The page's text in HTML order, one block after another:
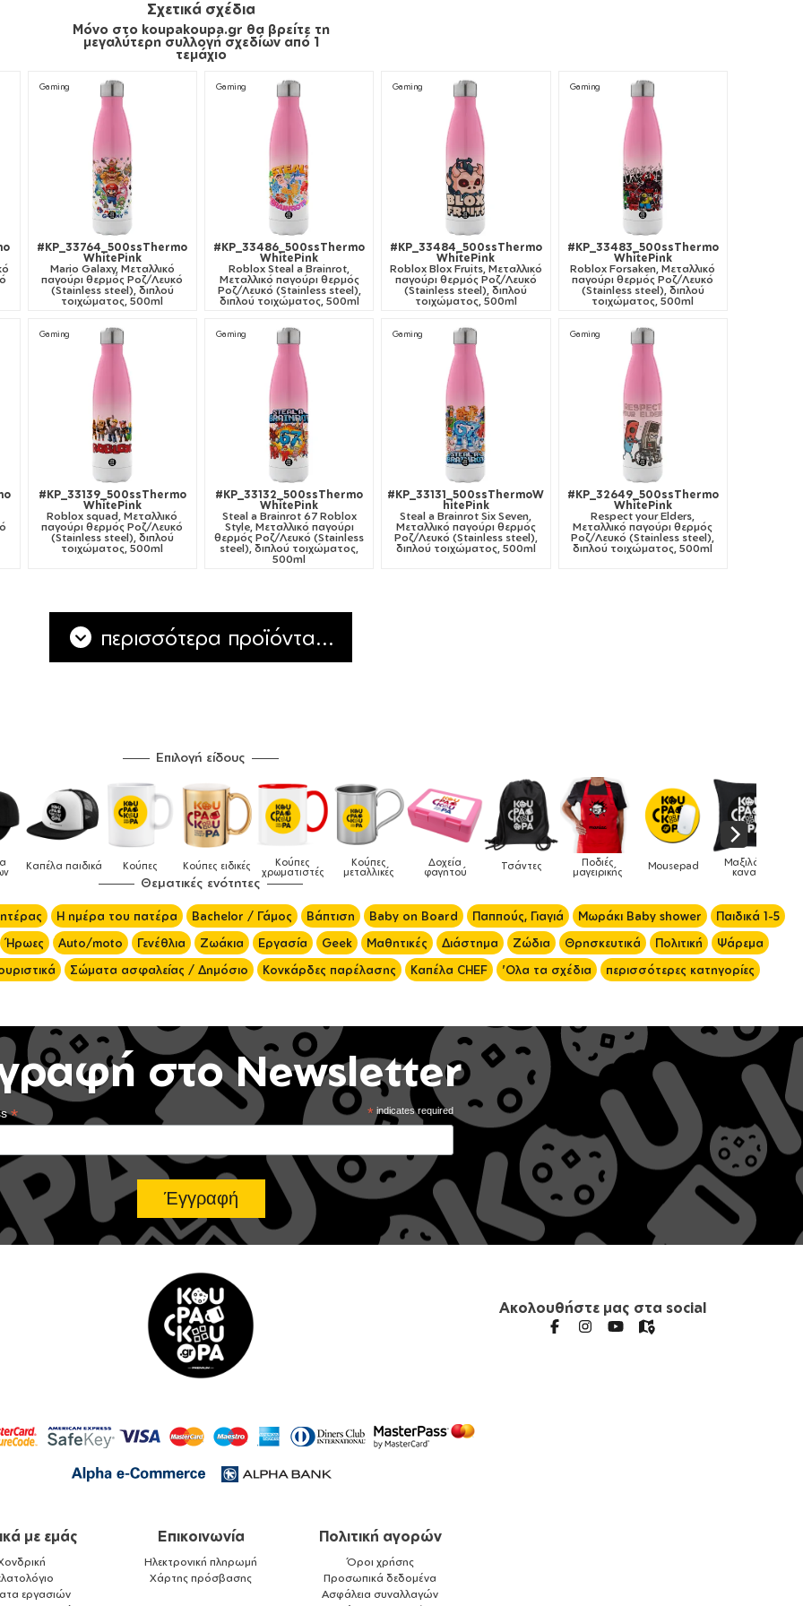
Σχετικά σχέδια
Μόνο στο koupakoupa.gr θα βρείτε τη
μεγαλύτερη συλλογή σχεδίων από 1
τεμάχιο
Gaming
#KP_33764_500ssThermo
WhitePink
Mario Galaxy, Μεταλλικό
παγούρι θερμός Ροζ/Λευκό
(Stainless steel), διπλού
τοιχώματος, 500ml
Gaming
#KP_33486_500ssThermo
WhitePink
Roblox Steal a Brainrot,
Μεταλλικό παγούρι θερμός
Ροζ/Λευκό (Stainless steel),
διπλού τοιχώματος, 500ml
Gaming
#KP_33484_500ssThermo
WhitePink
Roblox Blox Fruits, Μεταλλικό
παγούρι θερμός Ροζ/Λευκό
(Stainless steel), διπλού
τοιχώματος, 500ml
Gaming
#KP_33483_500ssThermo
WhitePink
Roblox Forsaken, Μεταλλικό
παγούρι θερμός Ροζ/Λευκό
(Stainless steel), διπλού
τοιχώματος, 500ml
Gaming
#KP_33139_500ssThermo
WhitePink
Roblox squad, Μεταλλικό
παγούρι θερμός Ροζ/Λευκό
(Stainless steel), διπλού
τοιχώματος, 500ml
Gaming
#KP_33132_500ssThermo
WhitePink
Steal a Brainrot 67 Roblox
Style, Μεταλλικό παγούρι
θερμός Ροζ/Λευκό (Stainless
steel), διπλού τοιχώματος,
500ml
Gaming
#KP_33131_500ssThermoW
hitePink
Steal a Brainrot Six Seven,
Μεταλλικό παγούρι θερμός
Ροζ/Λευκό (Stainless steel),
διπλού τοιχώματος, 500ml
Gaming
#KP_32649_500ssThermo
WhitePink
Respect your Elders,
Μεταλλικό παγούρι θερμός
Ροζ/Λευκό (Stainless steel),
διπλού τοιχώματος, 500ml
περισσότερα προϊόντα...
Επιλογή είδους
Κούπες ειδικές Κούπες
χρωματιστές
Κούπες
μεταλλικές
Δοχεία
φαγητού Τσάντες Ποδιές
μαγειρικής Mousepad Μαξιλάρια
καναπέ Phone Holders Ρολόγια
Θεματικές ενότητες
Η ημέρα του πατέρα Bachelor / Γάμος Βάπτιση Baby on Board Παππούς, Γιαγιά Μωράκι Baby shower
Παιδικά 1-5
Ήρωες Auto/moto Γενέθλια Ζωάκια Εργασία Geek Μαθητικές Διάστημα Ζώδια Θρησκευτικά Πολιτική
Ψάρεμα
Σώματα ασφαλείας / Δημόσιο Κονκάρδες παρέλασης Καπέλα CHEF 'Ολα τα σχέδια περισσότερες κατηγορίες
στο Newsletter
*indicates required
*
Ακολουθήστε μας στα social
με εμάς
εργασιών
Επικοινωνία
Ηλεκτρονική πληρωμή
Χάρτης πρόσβασης
Πολιτική αγορών
Όροι χρήσης
Προσωπικά δεδομένα
Ασφάλεια συναλλαγών